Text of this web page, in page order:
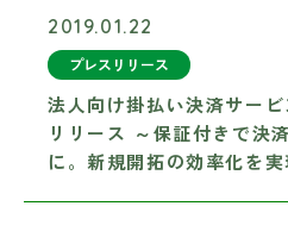
2019.01.22
プレスリリース
法人向け掛払い決済サー
リリース ～保証付きで決
に。新規開拓の効率化を